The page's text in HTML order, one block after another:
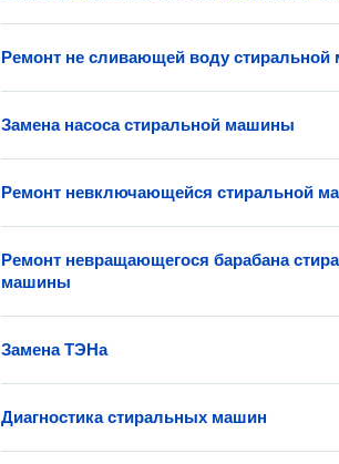
Ремонт не сливающей воду
Замена насоса стиральной машины
Ремонт невключающейся стиральной
Ремонт невращающегося барабана
машины
Замена ТЭНа
Диагностика стиральных машин